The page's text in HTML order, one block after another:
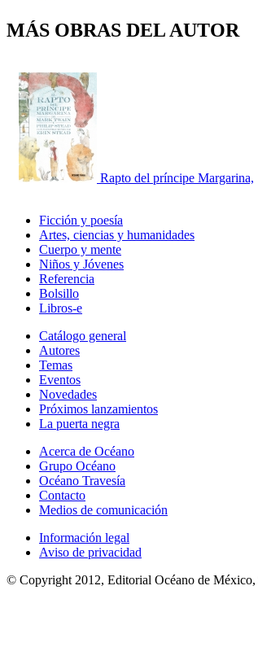
MÁS OBRAS DEL AUTOR
Rapto del príncipe Margarina,
Ficción y poesía
Artes, ciencias y humanidades
Cuerpo y mente
Niños y Jóvenes
Referencia
Bolsillo
Libros-e
Catálogo general
Autores
Temas
Eventos
Novedades
Próximos lanzamientos
La puerta negra
Acerca de Océano
Grupo Océano
Océano Travesía
Contacto
Medios de comunicación
Información legal
Aviso de privacidad
© Copyright 2012, Editorial Océano de